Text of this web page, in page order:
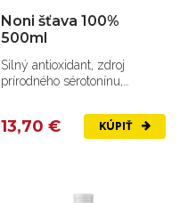
Noni šťava 100%
500ml
Silný antioxidant, zdroj
prírodného sérotonínu,
13,70 € KÚPIŤ